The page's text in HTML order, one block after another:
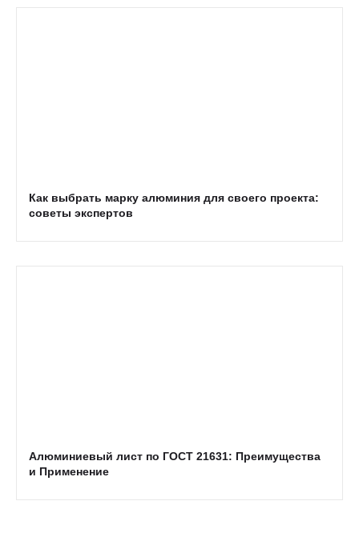
Как выбрать марку алюминия для своего проекта:
советы экспертов
Алюминиевый лист по ГОСТ 21631: Преимущества
и Применение